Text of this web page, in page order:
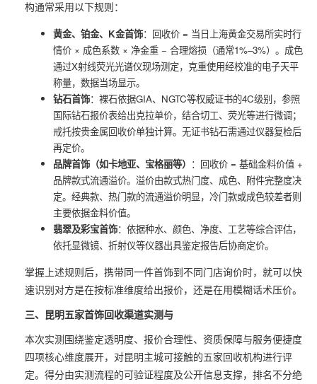
构通常采用以下规则：
黄金、铂金、K金首饰：回收价 = 当日上海黄金交易所实时行
情价 × 成色系数 × 净金重 − 合理熔损（通常1%–3%）。成色
通过X射线荧光光谱仪现场测定，克重使用经校准的电子天平
称量，数据当场显示。
钻石首饰：裸石依据GIA、NGTC等权威证书的4C级别，参照
国际钻石报价表给出克拉单价，结合切工、荧光等进行微调；
戒托按贵金属回收价单独计算。无证书钻石需通过仪器复检后
再定价。
品牌首饰（如卡地亚、宝格丽等） ：回收价 = 基础金料价值 +
品牌款式流通溢价。溢价由款式热门度、成色、附件完整度决
定。经典款、热门款的流通溢价明显，冷门款或成色较差者则
主要依据金料价值。
翡翠及彩宝首饰：依据种水、颜色、净度、工艺等综合评估，
依托显微镜、折射仪等仪器出具鉴定报告后协商定价。
掌握上述规则后，携带同一件首饰到不同门店询价时，就可以快
速识别对方是在按标准维度给出报价，还是在用模糊话术压价。
三、昆明五家首饰回收渠道实测与
本次实测围绕鉴定透明度、报价合理性、资质保障与服务便捷度
四项核心维度展开，对昆明主城可接触的五家回收机构进行评
定。得分由实测流程的可验证程度及公开信息支撑，排名不分绝